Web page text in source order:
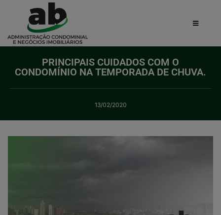
PRINCIPAIS CUIDADOS COM O
CONDOMÍNIO NA TEMPORADA DE CHUVA.
13/02/2020